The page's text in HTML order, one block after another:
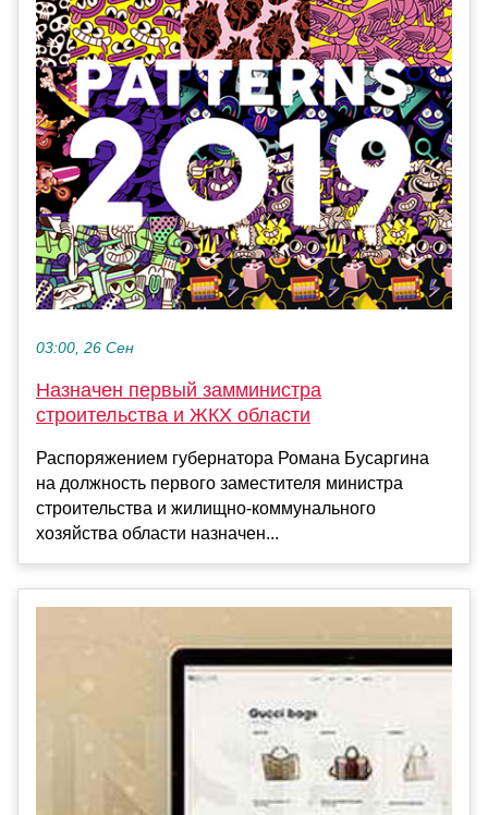
03:00, 26 Сен
Назначен первый замминистра
строительства и ЖКХ области
Распоряжением губернатора Романа Бусаргина
на должность первого заместителя министра
строительства и жилищно-коммунального
хозяйства области назначен...